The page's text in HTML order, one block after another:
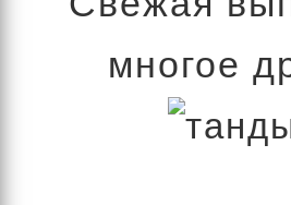
многое